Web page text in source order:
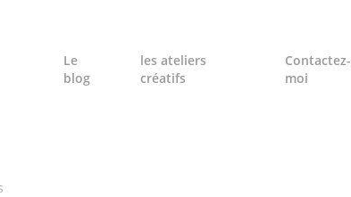
Le
blog
les ateliers
créatifs
Contactez-
moi